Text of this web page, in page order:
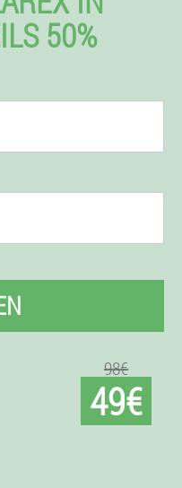
50%
98€
49€